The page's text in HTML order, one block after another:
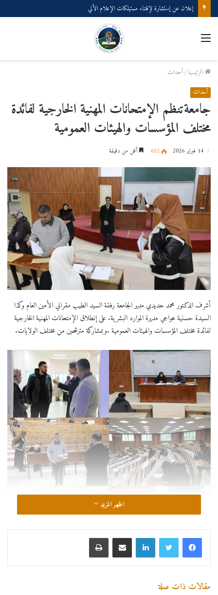
إعلان عن إستشارة لإقتناء مستهلكات الإعلام الألي
القائمة
الرئيسية/أحداث
أحداث
جامعةتنظم الإمتحانات المهنية الخارجية لفائدة
مختلف المؤسسات والهيئات العمومية
14 فبراير 2026 652 أقل من دقيقة
أشرف الدكتور محمد حديدي مدير الجامعة رفقة السيد الطيب مقراني الأمين العام وكذا
السيدة حسنية هواجي مديرة الموارد البشرية. على إنطلاق الإمتحانات المهنية الخارجية
لفائدة مختلف المؤسسات والهيئات العمومية .وبمشاركة مترشحين من مختلف الولايات.
اظهر المزيد
لينكدإن مشاركة عبر البريد طباعة
مقالات ذات صلة